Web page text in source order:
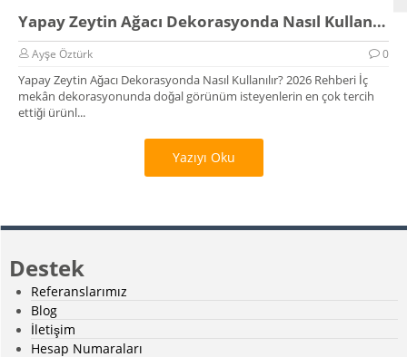
Yapay Zeytin Ağacı Dekorasyonda Nasıl Kullanılır? 2026 Rehberi
Ayşe Öztürk 0
Yapay Zeytin Ağacı Dekorasyonda Nasıl Kullanılır? 2026 Rehberi İç
mekân dekorasyonunda doğal görünüm isteyenlerin en çok tercih
ettiği ürünl...
Yazıyı Oku
Destek
Referanslarımız
Blog
İletişim
Hesap Numaraları